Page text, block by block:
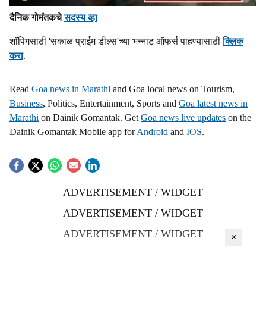
दैनिक गोमंतकचेसदस्य व्हा
शॉपिंगसाठी 'सकाळ प्राईम डील्स'च्या भन्नाट ऑफर्स पाहण्यासाठीक्लिक
करा.
Read Goa news in Marathi and Goa local news on Tourism,
Business, Politics, Entertainment, Sports and Goa latest news in
Marathi on Dainik Gomantak. Get Goa news live updates on the
Dainik Gomantak Mobile app forAndroid and IOS.
ADVERTISEMENT / WIDGET
ADVERTISEMENT / WIDGET
ADVERTISEMENT / WIDGET
×